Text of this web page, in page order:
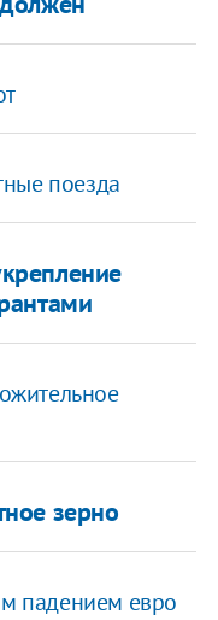
поезда
зерно
падением евро